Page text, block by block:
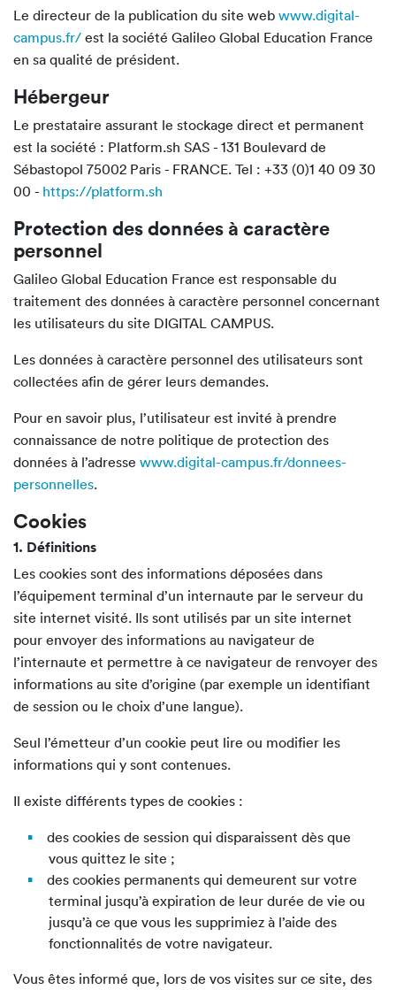
Le directeur de la publication du site web www.digital-
campus.fr/ est la société Galileo Global Education France
en sa qualité de président.
Hébergeur
Le prestataire assurant le stockage direct et permanent
est la société : Platform.sh SAS - 131 Boulevard de
Sébastopol 75002 Paris - FRANCE. Tel : +33 (0)1 40 09 30
00 - https://platform.sh
Protection des données à caractère
personnel
Galileo Global Education France est responsable du
traitement des données à caractère personnel concernant
les utilisateurs du site DIGITAL CAMPUS.
Les données à caractère personnel des utilisateurs sont
collectées afin de gérer leurs demandes.
Pour en savoir plus, l’utilisateur est invité à prendre
connaissance de notre politique de protection des
données à l’adresse www.digital-campus.fr/donnees-
personnelles.
Cookies
1. Définitions
Les cookies sont des informations déposées dans
l’équipement terminal d’un internaute par le serveur du
site internet visité. Ils sont utilisés par un site internet
pour envoyer des informations au navigateur de
l’internaute et permettre à ce navigateur de renvoyer des
informations au site d’origine (par exemple un identifiant
de session ou le choix d’une langue).
Seul l’émetteur d’un cookie peut lire ou modifier les
informations qui y sont contenues.
Il existe différents types de cookies :
des cookies de session qui disparaissent dès que
vous quittez le site ;
des cookies permanents qui demeurent sur votre
terminal jusqu’à expiration de leur durée de vie ou
jusqu’à ce que vous les supprimiez à l’aide des
fonctionnalités de votre navigateur.
Vous êtes informé que, lors de vos visites sur ce site, des